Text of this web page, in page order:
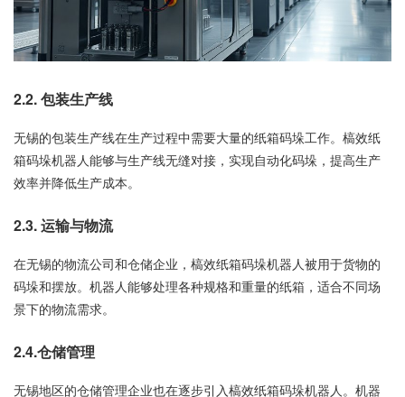
2.2. 包装生产线
无锡的包装生产线在生产过程中需要大量的纸箱码垛工作。槁效纸
箱码垛机器人能够与生产线无缝对接，实现自动化码垛，提高生产
效率并降低生产成本。
2.3. 运输与物流
在无锡的物流公司和仓储企业，槁效纸箱码垛机器人被用于货物的
码垛和摆放。机器人能够处理各种规格和重量的纸箱，适合不同场
景下的物流需求。
2.4.仓储管理
无锡地区的仓储管理企业也在逐步引入槁效纸箱码垛机器人。机器